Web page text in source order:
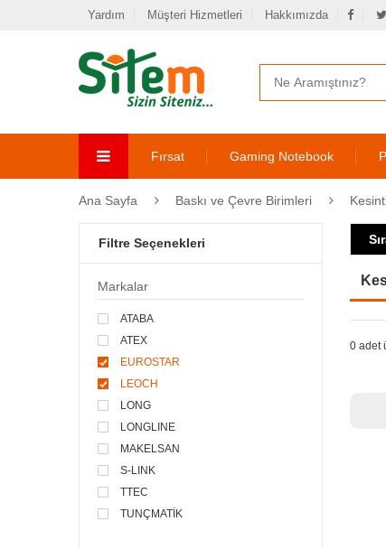
Yardım Müşteri Hizmetleri Hakkımızda
Fırsat Gaming Notebook
Ana Sayfa Baskı ve Çevre Birimleri
Filtre Seçenekleri
Markalar
ATABA
ATEX
EUROSTAR
LEOCH
LONG
LONGLINE
MAKELSAN
S-LINK
TTEC
TUNÇMATİK
0 adet